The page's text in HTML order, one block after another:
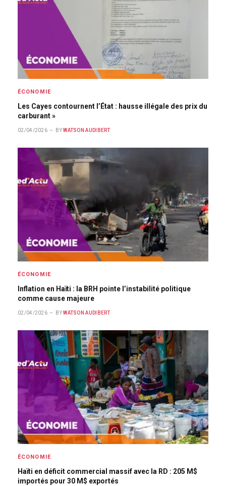
ÉCONOMIE
Les Cayes contournent l’État : hausse illégale des prix du
carburant »
02/04/2026 BY WATSON AUDIBERT
ÉCONOMIE
Inflation en Haïti : la BRH pointe l’instabilité politique
comme cause majeure
02/04/2026 BY WATSON AUDIBERT
ÉCONOMIE
Haïti en déficit commercial massif avec la RD : 205 M$
importés pour 30 M$ exportés